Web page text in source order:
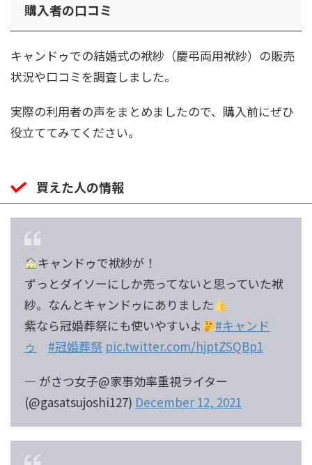
購入者の口コミ
キャンドゥでの結婚式の袱紗（慶弔両用袱紗）の販売
状況や口コミを調査しました。
実際の利用者の声をまとめましたので、購入前にぜひ
役立ててみてください。
買えた人の情報
キャンドゥで袱紗が！
ずっとダイソーにしか売ってないと思っていた袱
紗。なんとキャンドゥにありました
紫なら冠婚葬祭にも使いやすいよ
#キャンド
ゥ
#冠婚葬祭 pic.twitter.com/hjptZSQBp1
— がさつ女子@家事効率重視ライター
(@gasatsujoshi127) December 12, 2021